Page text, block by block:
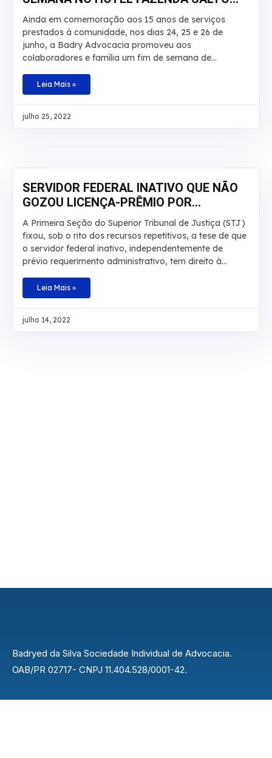
BANDEIRANTES
Ainda em comemoração aos 15 anos de serviços
prestados à comunidade, nos dias 24, 25 e 26 de
junho, a Badry Advocacia promoveu aos
colaboradores e família um fim de semana de
Bandeirantes, em Santa Fé, Paraná. Na ocasião,
haviam atividades para todos os gostos: tirolesa,
escalada, hidroginástica e piscinas. A ideia foi
natureza em companhia da família
Leia Mais »
julho 25, 2022
SERVIDOR FEDERAL INATIVO QUE NÃO
GOZOU LICENÇA-PRÊMIO POR
QUALQUER MOTIVO DEVE RECEBER EM
DINHEIRO
A Primeira Seção do Superior Tribunal de Justiça (STJ)
fixou, sob o rito dos recursos repetitivos, a tese de que
o servidor federal inativo, independentemente de
prévio requerimento administrativo, tem direito à
usufruída durante a atividade funcional nem contada
em dobro para a aposentadoria, sob pena de
redação original do artigo 87, parágrafo 2º, da Lei
Leia Mais »
julho 14, 2022
Badryed da Silva Sociedade Individual de Advocacia.
OAB/PR 02717- CNPJ 11.404.528/0001-42.